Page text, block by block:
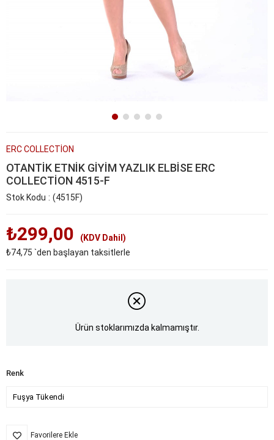
ERC COLLECTİON
OTANTİK ETNİK GİYİM YAZLIK ELBİSE ERC
COLLECTİON 4515-F
Stok Kodu (4515F)
₺299,00
(KDV Dahil)
₺74,75 `den başlayan taksitlerle
Ürün stoklarımızda kalmamıştır.
Renk
Favorilere Ekle